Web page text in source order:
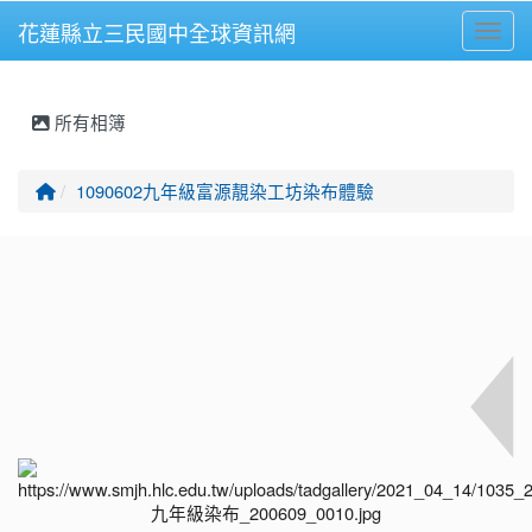
⏸
花蓮縣立三民國中全球資訊網
所有相簿
回首頁
1090602九年級富源靚染工坊染布體驗